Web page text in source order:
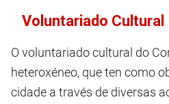
Voluntariado Cultural
O voluntariado cultural do
heteroxéneo, que ten como
cidade a través de diversas